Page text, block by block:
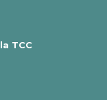
TCC